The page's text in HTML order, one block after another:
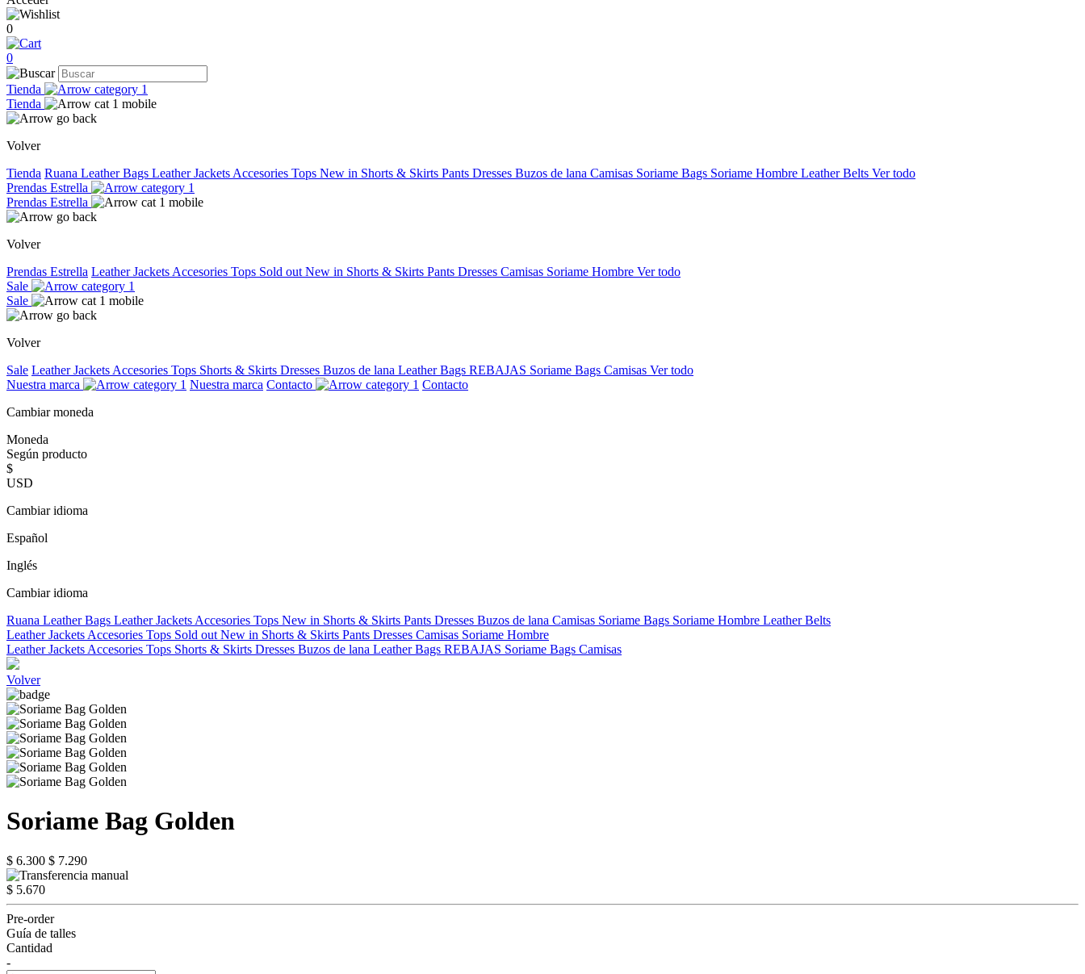
0
0
Tienda
Tienda
Volver
Tienda Ruana Leather Bags Leather Jackets Accesories Tops New in Shorts & Skirts Pants Dresses Buzos de lana Camisas Soriame Bags Soriame Hombre Leather Belts Ver todo
Prendas Estrella
Prendas Estrella
Volver
Prendas Estrella Leather Jackets Accesories Tops Sold out New in Shorts & Skirts Pants Dresses Camisas Soriame Hombre Ver todo
Sale
Sale
Volver
Sale Leather Jackets Accesories Tops Shorts & Skirts Dresses Buzos de lana Leather Bags REBAJAS Soriame Bags Camisas Ver todo
Nuestra marca
Nuestra marca Contacto
Contacto
Cambiar moneda
Moneda
Según producto
$
USD
Cambiar idioma
Español
Inglés
Cambiar idioma
Ruana Leather Bags Leather Jackets Accesories Tops New in Shorts & Skirts Pants Dresses Buzos de lana Camisas Soriame Bags Soriame Hombre Leather Belts
Leather Jackets Accesories Tops Sold out New in Shorts & Skirts Pants Dresses Camisas Soriame Hombre
Leather Jackets Accesories Tops Shorts & Skirts Dresses Buzos de lana Leather Bags REBAJAS Soriame Bags Camisas
Volver
Soriame Bag Golden
$ 6.300 $ 7.290
$ 5.670
Pre-order
Guía de talles
Cantidad
-